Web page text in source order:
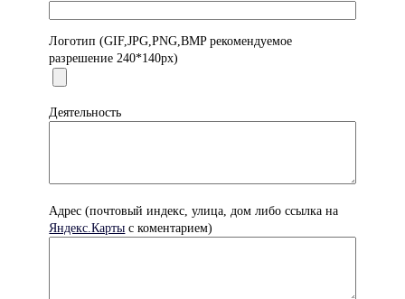
Логотип (GIF,JPG,PNG,BMP рекомендуемое
разрешение 240*140px)
Деятельность
Адрес (почтовый индекс, улица, дом либо ссылка на
Яндекс.Карты с коментарием)